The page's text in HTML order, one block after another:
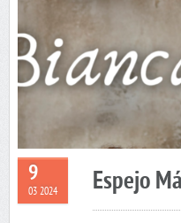
9
03 2024 Espejo